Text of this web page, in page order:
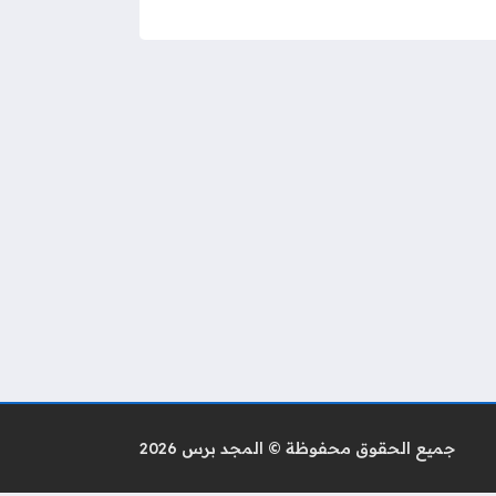
جميع الحقوق محفوظة © المجد برس 2026